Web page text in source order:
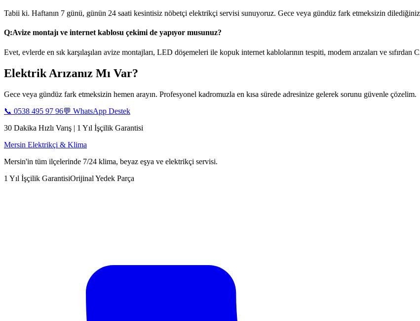
Tabii ki. Haftanın 7 günü, günün 24 saati kesintisiz nöbetçi elektrikçi servisi sunuyoruz. Gece veya gündüz fark etmeksizin
Q:Avize montajı ve internet kablosu çekimi de yapıyor musunuz?
Evet, evlerde en sık karşılaşılan avize montajları, LED döşemeleri ile kopuk internet kablolarının tespiti, modem arızaları ve sıfırdan
Elektrik Arızanız Mı Var?
Gece veya gündüz fark etmeksizin hemen arayın. Profesyonel kadromuzla en kısa sürede adresinize gelerek sorunu güvenle çözelim.
📞 0538 495 97 96💬 WhatsApp Destek
30 Dakika Hızlı Varış | 1 Yıl İşçilik Garantisi
Mersin Elektrikçi & Klima
Mersin'in tüm ilçelerinde 7/24 klima, beyaz eşya ve elektrikçi servisi.
1 Yıl İşçilik GarantisiOrijinal Yedek Parça